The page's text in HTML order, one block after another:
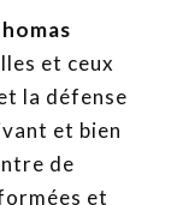
et ceux
la défense
et bien
de
et